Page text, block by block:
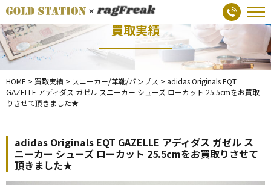
買取実績
HOME > 買取実績 > スニーカー/革靴/パンプス > adidas Originals EQT
GAZELLE アディダス ガゼル スニーカー シューズ ローカット 25.5cmをお買取
りさせて頂きました★
adidas Originals EQT GAZELLE アディダス ガゼル ス
ニーカー シューズ ローカット 25.5cmをお買取りさせて
頂きました★